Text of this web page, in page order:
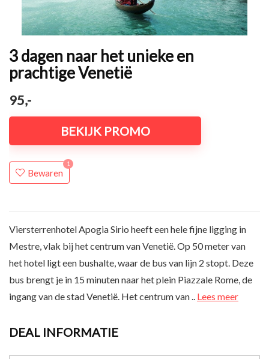
3 dagen naar het unieke en
prachtige Venetië
95,-
BEKIJK PROMO
Bewaren
1
Viersterrenhotel Apogia Sirio heeft een hele fijne ligging in
Mestre, vlak bij het centrum van Venetië. Op 50 meter van
het hotel ligt een bushalte, waar de bus van lijn 2 stopt. Deze
bus brengt je in 15 minuten naar het plein Piazzale Rome, de
ingang van de stad Venetië. Het centrum van .. Lees meer
DEAL INFORMATIE